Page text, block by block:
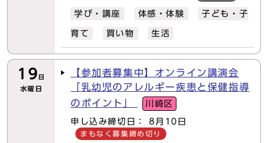
学び・講座 体感・体験 子ども・子
育て 買い物 生活
19 日
水曜日
【参加者募集中】オンライン講演会
「乳幼児のアレルギー疾患と保健指導
のポイント」
川崎区
申し込み締切日： 8月10日
まもなく募集締め切り